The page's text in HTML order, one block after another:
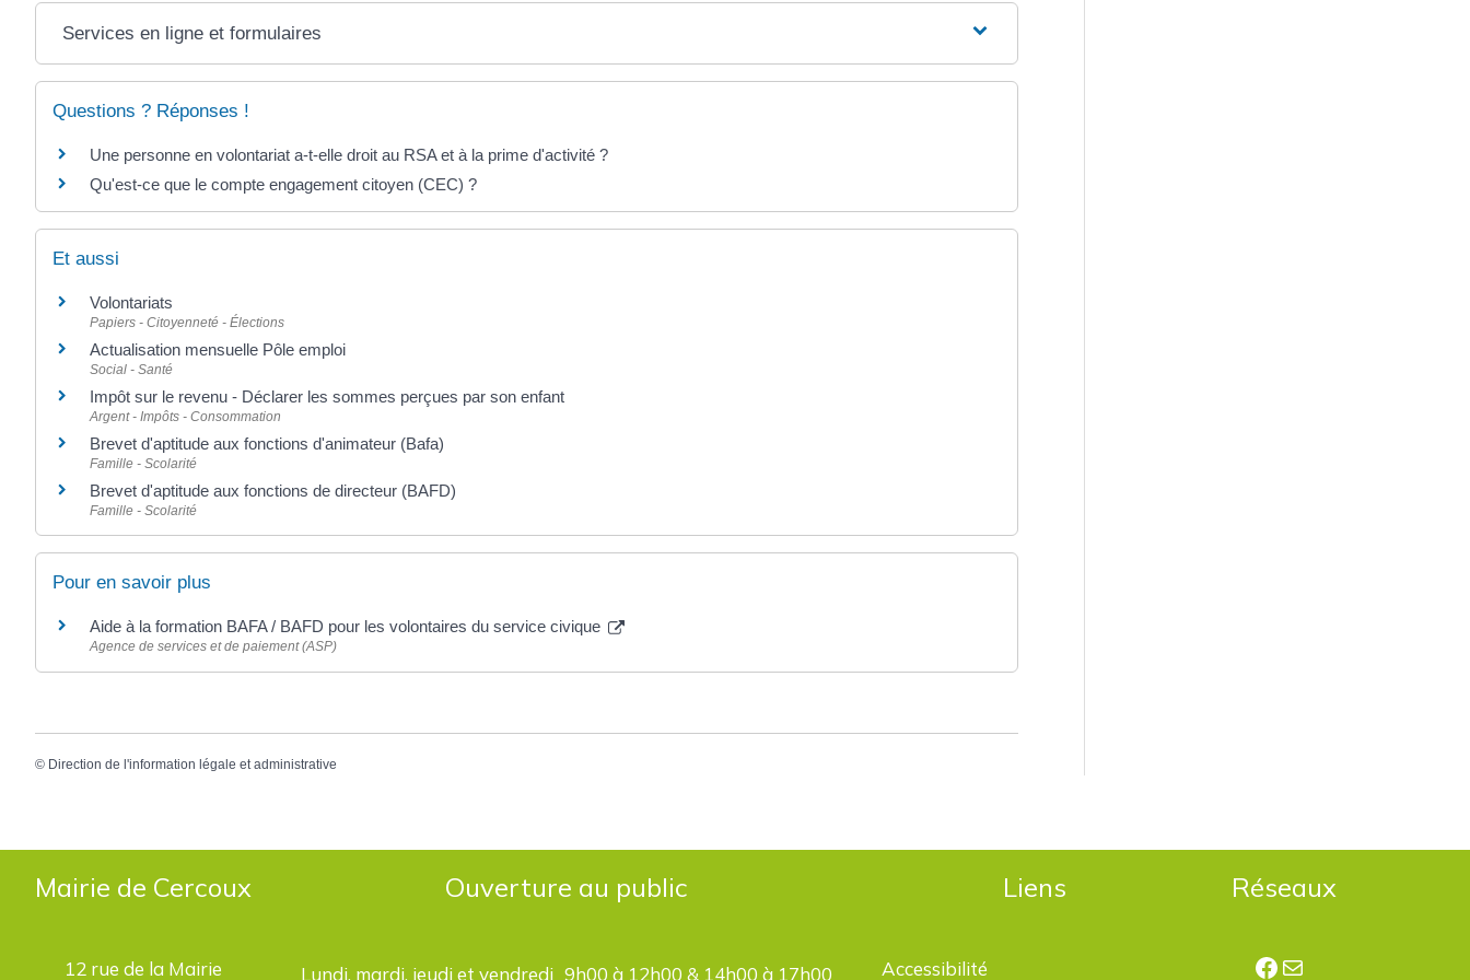
Services en ligne et formulaires
Questions ? Réponses !
Une personne en volontariat a-t-elle droit au RSA et à la prime d'activité ?
Qu'est-ce que le compte engagement citoyen (CEC) ?
Et aussi
Volontariats
Papiers - Citoyenneté - Élections
Actualisation mensuelle Pôle emploi
Social - Santé
Impôt sur le revenu - Déclarer les sommes perçues par son enfant
Argent - Impôts - Consommation
Brevet d'aptitude aux fonctions d'animateur (Bafa)
Famille - Scolarité
Brevet d'aptitude aux fonctions de directeur (BAFD)
Famille - Scolarité
Pour en savoir plus
Aide à la formation BAFA / BAFD pour les volontaires du service civique
Agence de services et de paiement (ASP)
© Direction de l'information légale et administrative
Mairie de Cercoux
12 rue de la Mairie
Ouverture au public
Lundi, mardi, jeudi et vendredi 9h00 à 12h00 & 14h00 à 17h00
Liens
Accessibilité
Réseaux
Facebook
E-mail